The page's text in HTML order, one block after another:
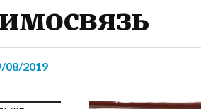
08/2019